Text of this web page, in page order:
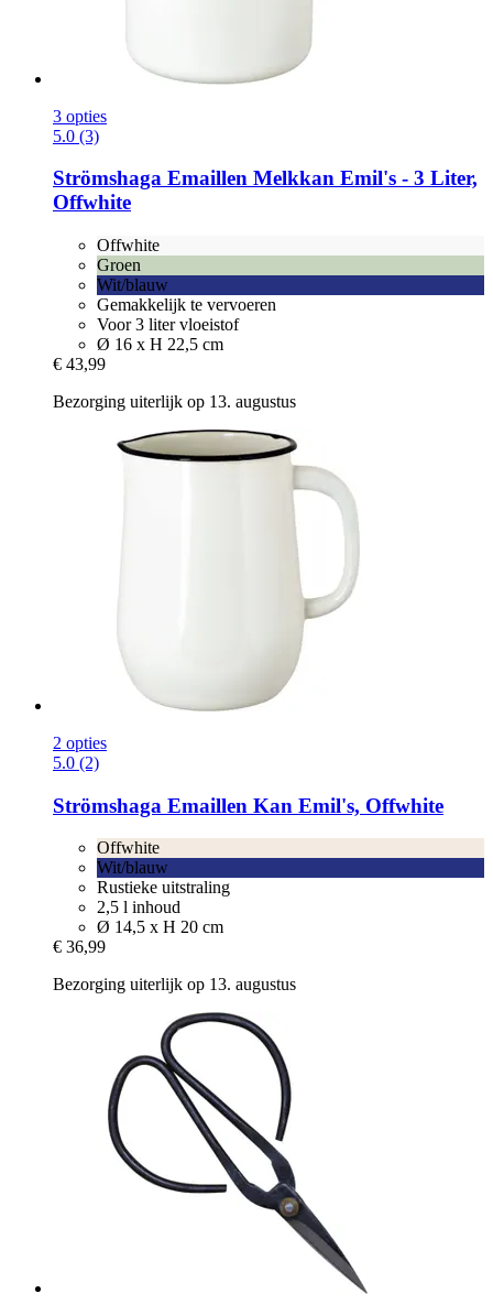
3 opties
5.0 (3)
Strömshaga Emaillen Melkkan Emil's -​ 3 Liter,
Offwhite
Offwhite
Groen
Wit/blauw
Gemakkelijk te vervoeren
Voor 3 liter vloeistof
Ø 16 x H 22,5 cm
€ 43,99
Bezorging uiterlijk op 13. augustus
2 opties
5.0 (2)
Strömshaga Emaillen Kan Emil's, Offwhite
Offwhite
Wit/blauw
Rustieke uitstraling
2,5 l inhoud
Ø 14,5 x H 20 cm
€ 36,99
Bezorging uiterlijk op 13. augustus